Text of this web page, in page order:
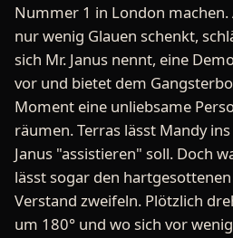
Nummer 1 in London machen.
nur wenig Glauen schenkt,
sich Mr. Janus nennt, eine
vor und bietet dem
Moment eine unliebsame
räumen. Terras lässt Mandy
Janus "assistieren" soll. Doch
lässt sogar den
Verstand zweifeln. Plötzlich
um 180° und wo sich vor